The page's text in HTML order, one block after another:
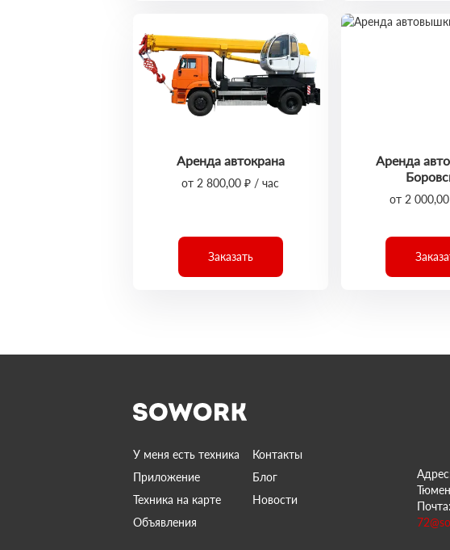
Аренда автокрана
от 2 800,00 ₽ / час
Заказать
Аренда
от 2
У меня есть техника
Контакты
Приложение
Блог
Техника на карте
Новости
Объявления
Почта: